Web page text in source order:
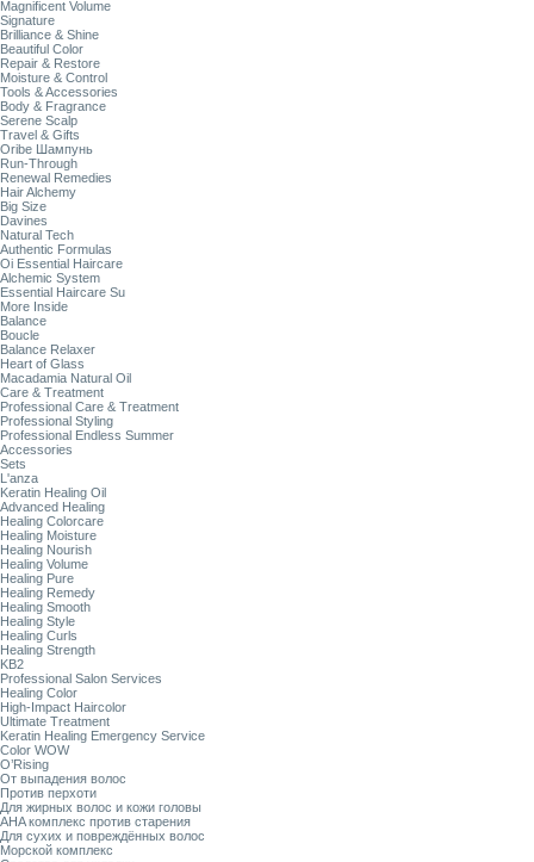
Magnificent Volume
Signature
Brilliance & Shine
Beautiful Color
Repair & Restore
Moisture & Control
Tools & Accessories
Body & Fragrance
Serene Scalp
Travel & Gifts
Oribe Шампунь
Run-Through
Renewal Remedies
Hair Alchemy
Big Size
Davines
Natural Tech
Authentic Formulas
Oi Essential Haircare
Alchemic System
Essential Haircare Su
More Inside
Balance
Boucle
Balance Relaxer
Heart of Glass
Macadamia Natural Oil
Care & Treatment
Professional Care & Treatment
Professional Styling
Professional Endless Summer
Accessories
Sets
L'anza
Keratin Healing Oil
Advanced Healing
Healing Colorcare
Healing Moisture
Healing Nourish
Healing Volume
Healing Pure
Healing Remedy
Healing Smooth
Healing Style
Healing Curls
Healing Strength
KB2
Professional Salon Services
Healing Color
High-Impact Haircolor
Ultimate Treatment
Keratin Healing Emergency Service
Color WOW
O’Rising
От выпадения волос
Против перхоти
Для жирных волос и кожи головы
AHA комплекс против старения
Для сухих и повреждённых волос
Морской комплекс